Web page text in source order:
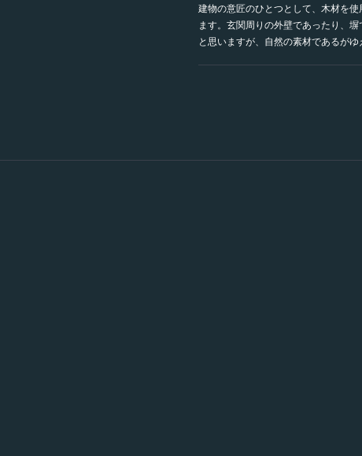
建物の意匠のひとつとして、木材を
ます。玄関周りの外壁であったり、
と思いますが、自然の素材であるが